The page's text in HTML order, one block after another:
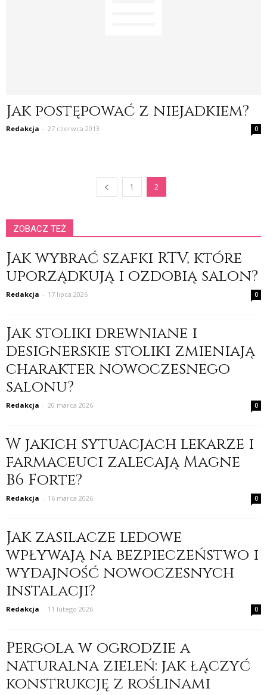
Jak postępować z niejadkiem?
Redakcja - 27 czerwca 2013 0
1 2
ZOBACZ TEŻ
Jak wybrać szafki RTV, które
uporządkują i ozdobią salon?
Redakcja - 17 lipca 2026 0
Jak stoliki drewniane i
designerskie stoliki zmieniają
charakter nowoczesnego
salonu?
Redakcja - 20 marca 2026 0
W jakich sytuacjach lekarze i
farmaceuci zalecają Magne
B6 Forte?
Redakcja - 16 marca 2026 0
Jak zasilacze ledowe
wpływają na bezpieczeństwo i
wydajność nowoczesnych
instalacji?
Redakcja - 11 lutego 2026 0
Pergola w ogrodzie a
naturalna zieleń: jak łączyć
konstrukcję z roślinami